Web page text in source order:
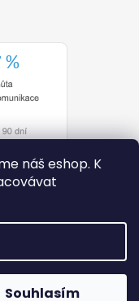
náš eshop. K
Souhlasím
vyhrazena.